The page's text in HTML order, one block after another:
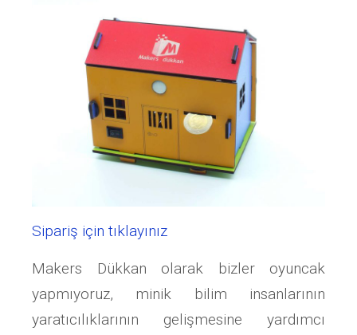
Sipariş için tıklayınız
Makers Dükkan olarak bizler oyuncak
yapmıyoruz, minik bilim insanlarının
yaratıcılıklarının gelişmesine yardımcı